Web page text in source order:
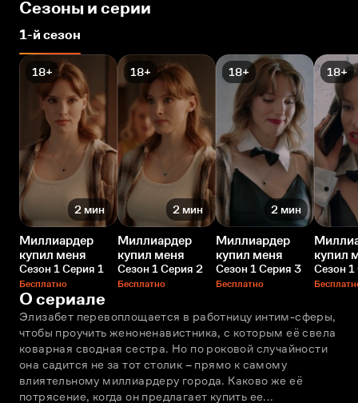
Сезоны и серии
1-й сезон
18+
2 мин
Миллиардер
купил меня
Сезон 1 Серия 1
Бесплатно
18+
2 мин
Миллиардер
купил меня
Сезон 1 Серия 2
Бесплатно
18+
2 мин
Миллиардер
купил меня
Сезон 1 Серия 3
Бесплатно
18+
купил
Сезон
О сериале
Элизабет перевоплощается в работницу интим-сферы,
чтобы проучить женоненавистника, с которым её свела
коварная сводная сестра. Но по роковой случайности
она садится не за тот столик – прямо к самому
влиятельному миллиардеру города. Каково же её
потрясение, когда он предлагает купить ее...